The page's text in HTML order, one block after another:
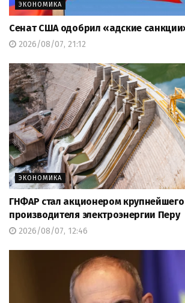
ЭКОНОМИКА
Сенат США одобрил «адские
2026/08/07, 21:12
ЭКОНОМИКА
ГНФАР стал акционером
производителя электроэнергии Перу
2026/08/07, 12:46